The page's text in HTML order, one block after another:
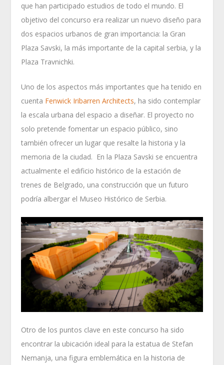
que han participado estudios de todo el mundo. El
objetivo del concurso era realizar un nuevo diseño para
dos espacios urbanos de gran importancia: la Gran
Plaza Savski, la más importante de la capital serbia, y la
Plaza Travnichki.
Uno de los aspectos más importantes que ha tenido en
cuenta Fenwick Iribarren Architects, ha sido contemplar
la escala urbana del espacio a diseñar. El proyecto no
solo pretende fomentar un espacio público, sino
también ofrecer un lugar que resalte la historia y la
memoria de la ciudad. En la Plaza Savski se encuentra
actualmente el edificio histórico de la estación de
trenes de Belgrado, una construcción que un futuro
podría albergar el Museo Histórico de Serbia.
Otro de los puntos clave en este concurso ha sido
encontrar la ubicación ideal para la estatua de Stefan
Nemanja, una figura emblemática en la historia de